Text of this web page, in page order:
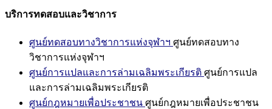
บริการทดสอบและวิชาการ
ศูนย์ทดสอบทางวิชาการแห่งจุฬาฯ ศูนย์ทดสอบทาง
วิชาการแห่งจุฬาฯ
ศูนย์การแปลและการล่ามเฉลิมพระเกียรติ ศูนย์การแปล
และการล่ามเฉลิมพระเกียรติ
ศูนย์กฎหมายเพื่อประชาชน ศูนย์กฎหมายเพื่อประชาชน